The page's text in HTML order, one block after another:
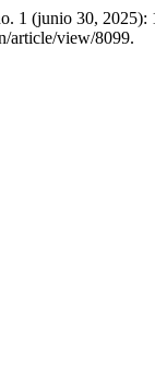
1 (junio 30, 2025):
article/view/8099.